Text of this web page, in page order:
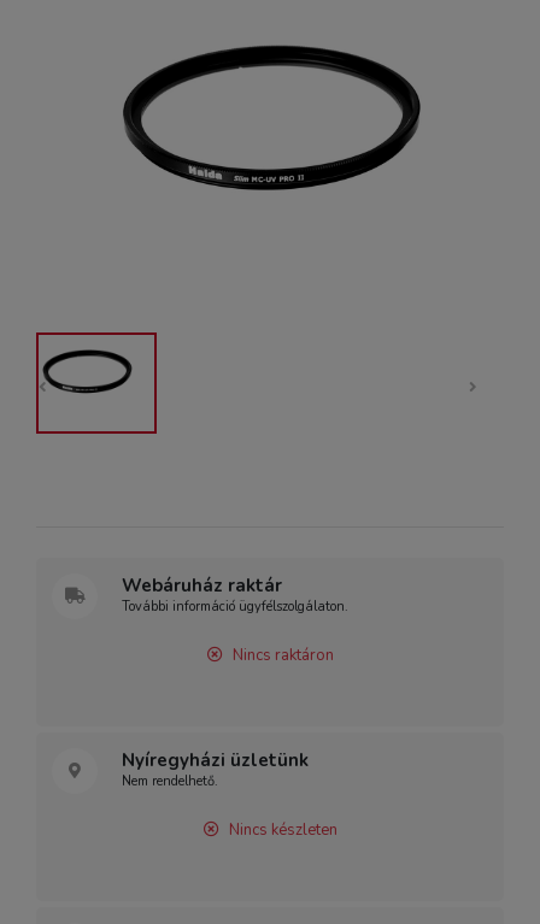
Webáruház raktár
További információ ügyfélszolgálaton.
Nincs raktáron
Nyíregyházi üzletünk
Nem rendelhető.
Nincs készleten